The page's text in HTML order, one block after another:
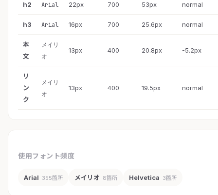
h2 Arial 22px 700 53px normal
h3 Arial 16px 700 25.6px normal
本
文
メイリ
オ
13px 400 20.8px -5.2px
リ
ン
ク
メイリ
オ
13px 400 19.5px normal
使用フォント頻度
Arial 355箇所 メイリオ 8箇所 Helvetica 3箇所